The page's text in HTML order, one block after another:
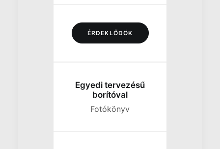
ÉRDEKLŐDÖK
Egyedi tervezésű
borítóval
Fotókönyv